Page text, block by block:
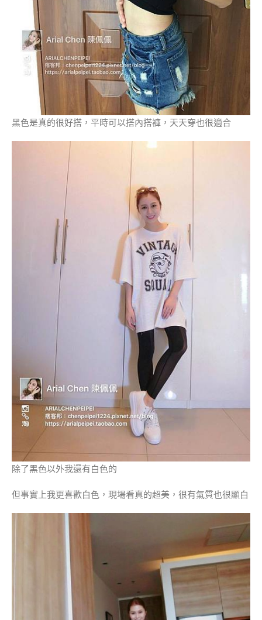
黑色是真的很好搭，平時可以搭內搭褲，天天穿也很適合
除了黑色以外我還有白色的
但事實上我更喜歡白色，現場看真的超美，很有氣質也很顯白